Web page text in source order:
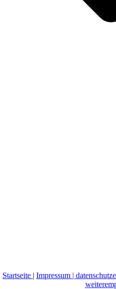
Startseite Impressum |